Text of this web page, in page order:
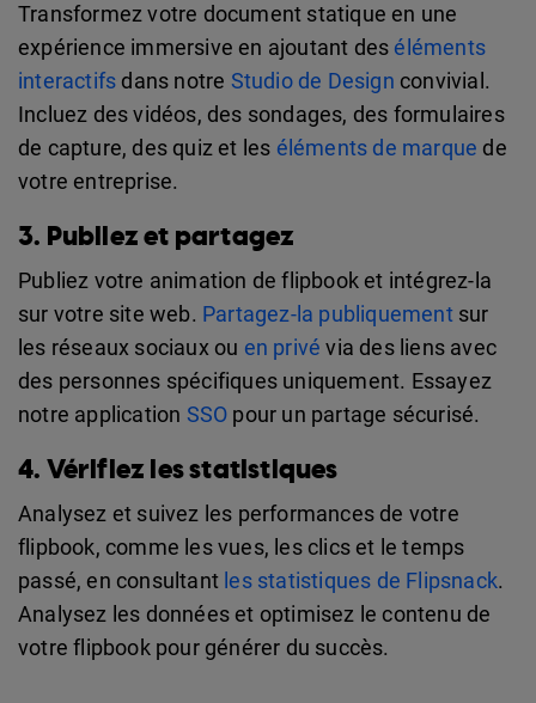
Transformez votre document statique en une
expérience immersive en ajoutant des éléments
interactifs dans notre Studio de Design convivial.
Incluez des vidéos, des sondages, des formulaires
de capture, des quiz et les éléments de marque de
votre entreprise.
3. Publiez et partagez
Publiez votre animation de flipbook et intégrez-la
sur votre site web. Partagez-la publiquementsur
les réseaux sociaux ou en privé via des liens avec
des personnes spécifiques uniquement. Essayez
notre application SSO pour un partage sécurisé.
4. Vérifiez les statistiques
Analysez et suivez les performances de votre
flipbook, comme les vues, les clics et le temps
passé, en consultant les statistiques de Flipsnack.
Analysez les données et optimisez le contenu de
votre flipbook pour générer du succès.